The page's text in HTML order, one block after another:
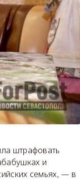
штрафовать
и
семьях, — в